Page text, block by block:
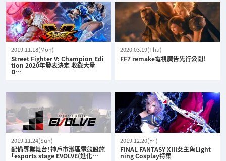
2019.11.18(Mon)
Street Fighter V: Champion Edi
tion 2020年發表決定 收錄大量
D…
2020.03.19(Thu)
FF7 remake電視廣告先行公開！
2019.11.24(Sun)
配備專業舞台！神戶市灘區電競設施
「esports stage EVOLVE(進化…
2019.12.20(Fri)
FINAL FANTASY XIII女主角Light
ning Cosplay特集